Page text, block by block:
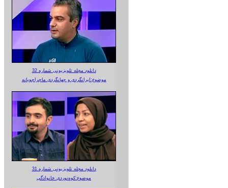
دانلود مجله تلویزیونی شماره 32
موضوع:ایرانگردی و جهانگردی ماجراجویانه
دانلود مجله تلویزیونی شماره 31
موضوع:کوه‌نوردی خانوادگی